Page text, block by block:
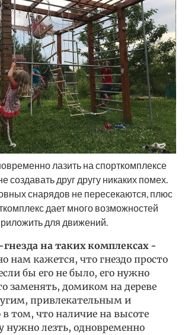
лазить на спорткомплексе
создавать друг другу никаких помех.
снарядов не пересекаются, плюс
дает много возможностей
для движений.
на таких комплексах -
нам кажется, что гнездо просто
бы его не было, его нужно
заменять, домиком на дереве
привлекательным и
том, что наличие на высоте
нужно лезть, одновременно